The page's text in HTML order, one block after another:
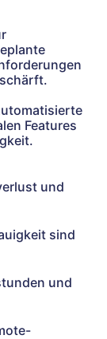
Features
und
sind
und